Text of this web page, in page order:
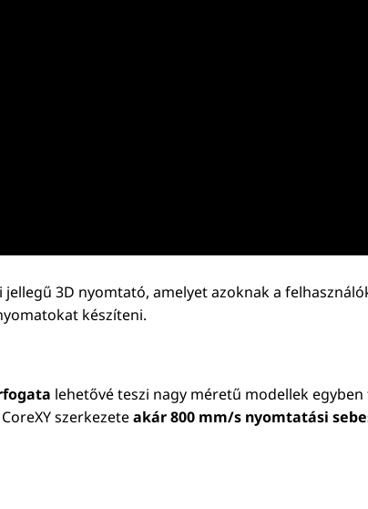
3D nyomtató, amelyet azoknak a
készíteni.
lehetővé teszi nagy méretű modellek
szerkezeteakár 800 mm/s nyomtatási